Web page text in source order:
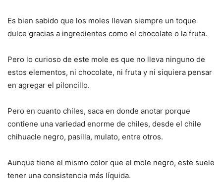
Es bien sabido que los moles llevan siempre un toque
dulce gracias a ingredientes como el chocolate o la fruta.
Pero lo curioso de este mole es que no lleva ninguno de
estos elementos, ni chocolate, ni fruta y ni siquiera pensar
en agregar el piloncillo.
Pero en cuanto chiles, saca en donde anotar porque
contiene una variedad enorme de chiles, desde el chile
chihuacle negro, pasilla, mulato, entre otros.
Aunque tiene el mismo color que el mole negro, este suele
tener una consistencia más líquida.